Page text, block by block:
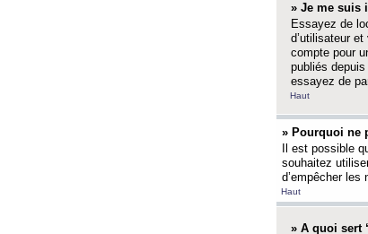
» Je me suis
Essayez de
d’utilisateur
compte pour
publiés
essayez de
Haut
» Pourquoi ne
Il est possible
souhaitez
d’empêcher les
Haut
» A quoi sert